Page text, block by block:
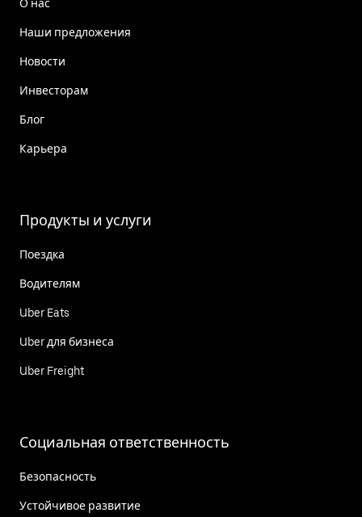
О нас
Наши предложения
Новости
Инвесторам
Блог
Карьера
Продукты и услуги
Поездка
Водителям
Uber Eats
Uber для бизнеса
Uber Freight
Социальная ответственность
Безопасность
Устойчивое развитие